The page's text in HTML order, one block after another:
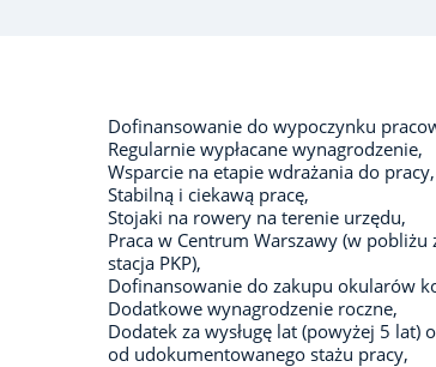
Dofinansowanie do wypoczynku
Regularnie wypłacane wynagrodzenie,
Wsparcie na etapie wdrażania do pracy,
Stabilną i ciekawą pracę,
Stojaki na rowery na terenie urzędu,
Praca w Centrum Warszawy (w
stacja PKP),
Dofinansowanie do zakupu okularów
Dodatkowe wynagrodzenie roczne,
Dodatek za wysługę lat (powyżej 5 lat)
od udokumentowanego stażu pracy,